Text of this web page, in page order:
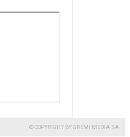
© COPYRIGHT BY GREMI MEDIA SA